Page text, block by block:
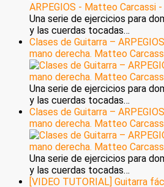
Una serie de ejercicios para
y las cuerdas tocadas…
Clases de Guitarra –
mano derecha. Matteo
Una serie de ejercicios para
y las cuerdas tocadas…
Clases de Guitarra –
mano derecha. Matteo
Una serie de ejercicios para
y las cuerdas tocadas…
[VIDEO TUTORIAL] Guitarra